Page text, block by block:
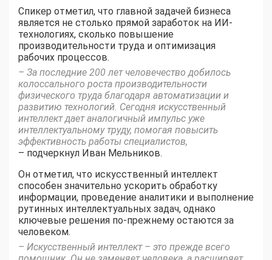
Спикер отметил, что главной задачей бизнеса
является не столько прямой заработок на ИИ-
технологиях, сколько повышение
производительности труда и оптимизация
рабочих процессов.
– За последние 200 лет человечество добилось
колоссального роста производительности
физического труда благодаря автоматизации и
развитию технологий. Сегодня искусственный
интеллект дает аналогичный импульс уже
интеллектуальному труду, помогая повысить
эффективность работы специалистов,
– подчеркнул Иван Мельников.
Он отметил, что искусственный интеллект
способен значительно ускорить обработку
информации, проведение аналитики и выполнение
рутинных интеллектуальных задач, однако
ключевые решения по-прежнему остаются за
человеком.
– Искусственный интеллект – это прежде всего